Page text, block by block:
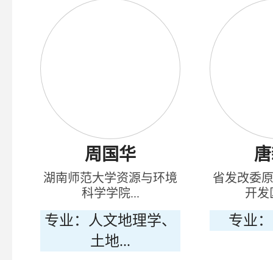
与环境
学、
唐新华
省发改委原副巡视员、省
开发区协会...
专业：区域经济 专